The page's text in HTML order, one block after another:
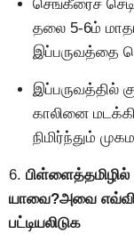
செங்கீரைச்
தலை 5-6ம்
இப்பருவத்தை
இப்பருவத்தில்
காலினை
நிமிர்ந்தும்
6. பிள்ளைத்தமிழில்
யாவை?அவை
பட்டியலிடுக